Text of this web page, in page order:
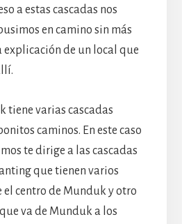
a estas cascadas nos
en camino sin más
de un local que
tiene varias cascadas
caminos. En este caso
te dirige a las cascadas
que tienen varios
el centro de Munduk y otro
va de Munduk a los